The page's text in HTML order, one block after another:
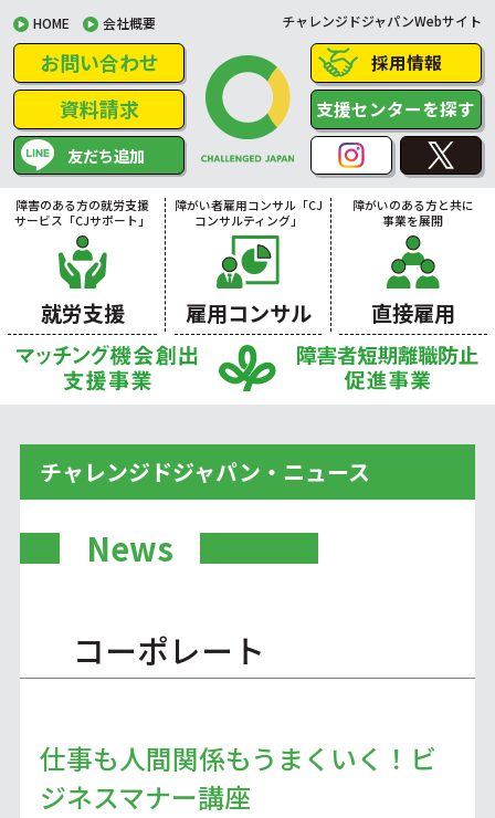
HOME 会社概要 チャレンジドジャパンWebサイト
お問い合わせ
資料請求
友だち追加
採用情報
支援センターを探す
障害のある方の就労支援
サービス「CJサポート」
就労支援
障がい者雇用コンサル「CJ
コンサルティング」
雇用コンサル
障がいのある方と共に
事業を展開
直接雇用
チャレンジドジャパン・ニュース
News
コーポレート
仕事も人間関係もうまくいく！ビ
ジネスマナー講座